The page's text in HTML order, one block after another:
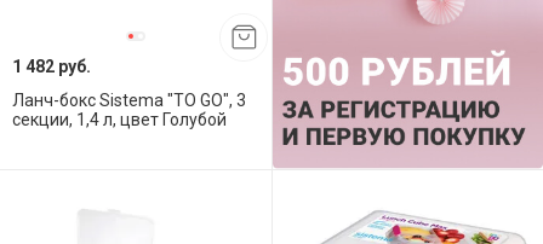
1 482 руб.
Ланч-бокс Sistema "TO GO", 3
секции, 1,4 л, цвет Голубой